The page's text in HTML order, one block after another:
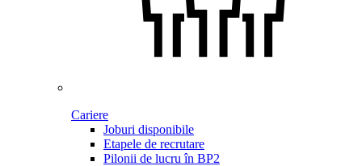
Cariere
Joburi disponibile
Etapele de recrutare
Pilonii de lucru în BP2